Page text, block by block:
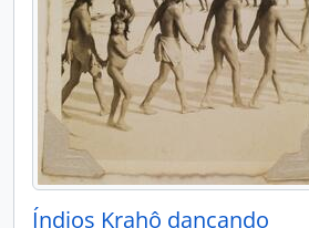
Índios Krahô dançando